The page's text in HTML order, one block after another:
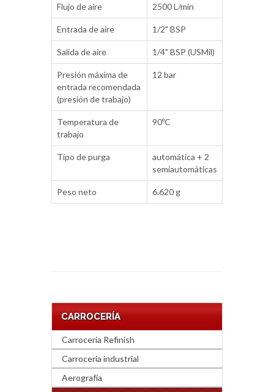
Flujo de aire 2500 L/min
Entrada de aire 1/2" BSP
Salida de aire 1/4" BSP (USMil)
Presión máxima de
entrada recomendada
(presión de trabajo)
12 bar
Temperatura de
trabajo
90ºC
Tipo de purga
automática + 2
semiautomáticas
Peso neto 6.620 g
CARROCERÍA
Carrocería Refinish
Carrocería industrial
Aerografía